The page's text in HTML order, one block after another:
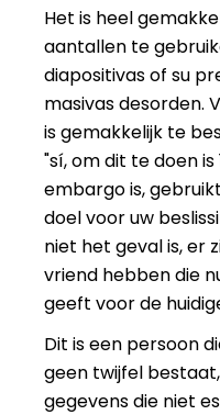
Het is heel
aantallen te
diapositivas of su
masivas desorden.
is gemakkelijk te
"sí, om dit te doen is
embargo is,
doel voor uw
niet het geval is, er
vriend hebben die
geeft voor de
Dit is een persoon
geen twijfel
gegevens die niet